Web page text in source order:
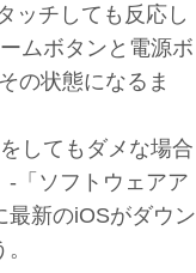
ッチしても反応し
ムボタンと電源ボ
の状態になるま
してもダメな場合
-「ソフトウェアア
最新のiOSがダウン